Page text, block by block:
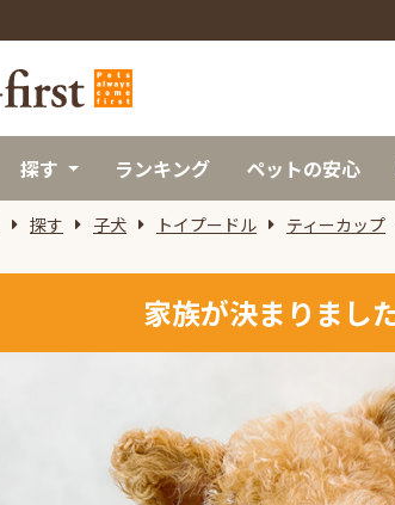
探す ランキング ペットの安心
探す 子犬 トイプードル ティーカップ
家族が決まりまし